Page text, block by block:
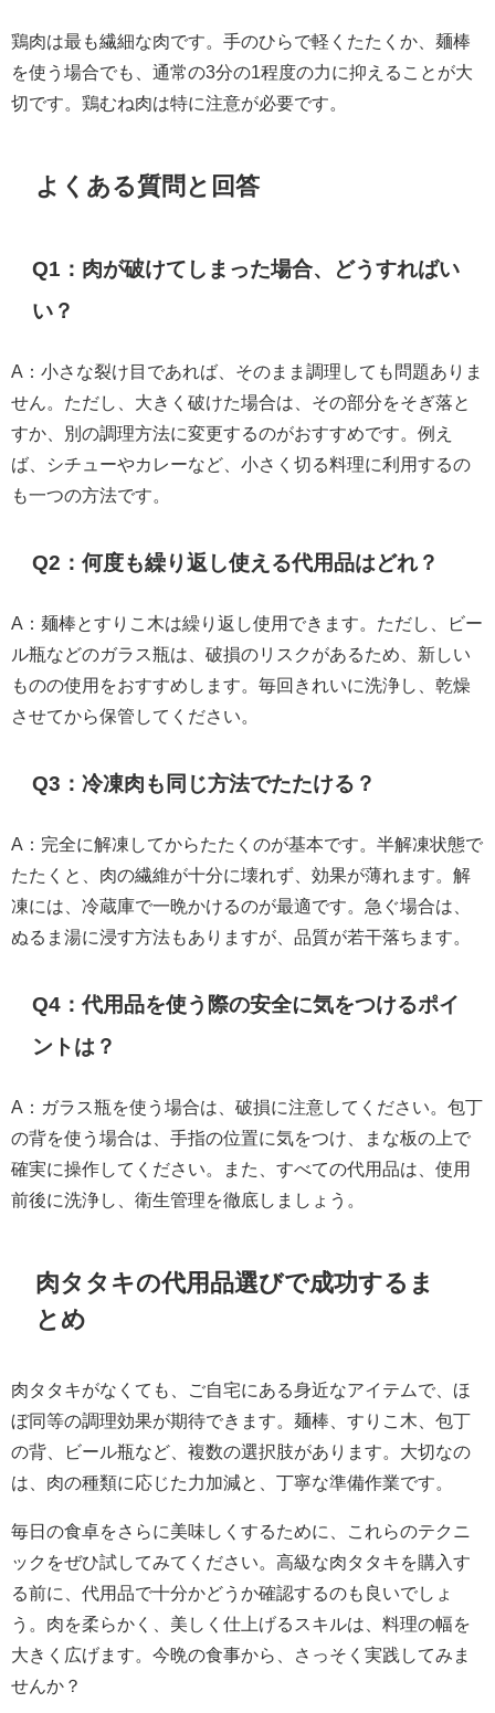
鶏肉は最も繊細な肉です。手のひらで軽くたたくか、麺棒
を使う場合でも、通常の3分の1程度の力に抑えることが大
切です。鶏むね肉は特に注意が必要です。
よくある質問と回答
Q1：肉が破けてしまった場合、どうすればい
い？
A：小さな裂け目であれば、そのまま調理しても問題ありま
せん。ただし、大きく破けた場合は、その部分をそぎ落と
すか、別の調理方法に変更するのがおすすめです。例え
ば、シチューやカレーなど、小さく切る料理に利用するの
も一つの方法です。
Q2：何度も繰り返し使える代用品はどれ？
A：麺棒とすりこ木は繰り返し使用できます。ただし、ビー
ル瓶などのガラス瓶は、破損のリスクがあるため、新しい
ものの使用をおすすめします。毎回きれいに洗浄し、乾燥
させてから保管してください。
Q3：冷凍肉も同じ方法でたたける？
A：完全に解凍してからたたくのが基本です。半解凍状態で
たたくと、肉の繊維が十分に壊れず、効果が薄れます。解
凍には、冷蔵庫で一晩かけるのが最適です。急ぐ場合は、
ぬるま湯に浸す方法もありますが、品質が若干落ちます。
Q4：代用品を使う際の安全に気をつけるポイ
ントは？
A：ガラス瓶を使う場合は、破損に注意してください。包丁
の背を使う場合は、手指の位置に気をつけ、まな板の上で
確実に操作してください。また、すべての代用品は、使用
前後に洗浄し、衛生管理を徹底しましょう。
肉タタキの代用品選びで成功するま
とめ
肉タタキがなくても、ご自宅にある身近なアイテムで、ほ
ぼ同等の調理効果が期待できます。麺棒、すりこ木、包丁
の背、ビール瓶など、複数の選択肢があります。大切なの
は、肉の種類に応じた力加減と、丁寧な準備作業です。
毎日の食卓をさらに美味しくするために、これらのテクニ
ックをぜひ試してみてください。高級な肉タタキを購入す
る前に、代用品で十分かどうか確認するのも良いでしょ
う。肉を柔らかく、美しく仕上げるスキルは、料理の幅を
大きく広げます。今晩の食事から、さっそく実践してみま
せんか？